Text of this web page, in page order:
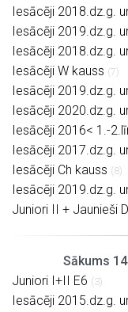
Iesācēji 2018.dz.g.
Iesācēji 2019.dz.g.
Iesācēji 2018.dz.g.
Iesācēji W kauss (7)
Iesācēji 2019.dz.g.
Iesācēji 2020.dz.g.
Iesācēji 2016< 1.-
Iesācēji 2017.dz.g.
Iesācēji Ch kauss (8)
Iesācēji 2019.dz.g.
Juniori II + Jaunieši
Sākums
Juniori I+II E6 (3)
Iesācēji 2015.dz.g.